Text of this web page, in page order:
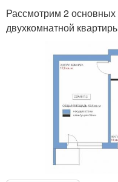
Рассмотрим 2
двухкомнатной